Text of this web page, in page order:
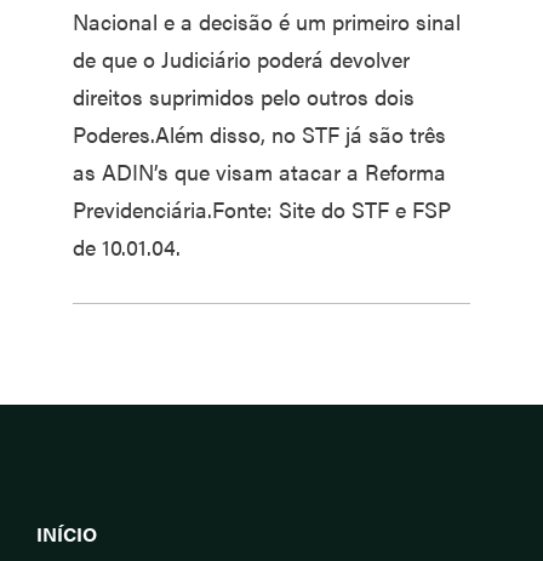
Nacional e a decisão é um primeiro sinal
de que o Judiciário poderá devolver
direitos suprimidos pelo outros dois
Poderes.Além disso, no STF já são três
as ADIN’s que visam atacar a Reforma
Previdenciária.Fonte: Site do STF e FSP
de 10.01.04.
INÍCIO